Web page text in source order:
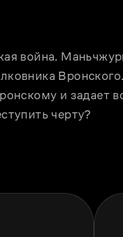
война.
и задаeт
черту?